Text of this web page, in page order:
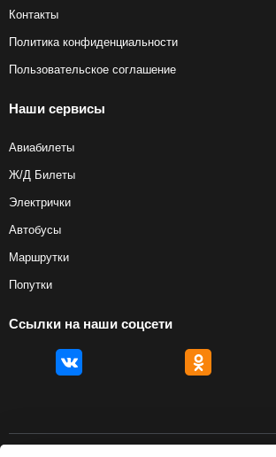
Контакты
Политика конфиденциальности
Пользовательское соглашение
Наши сервисы
Авиабилеты
Ж/Д Билеты
Электрички
Автобусы
Маршрутки
Попутки
Ссылки на наши соцсети